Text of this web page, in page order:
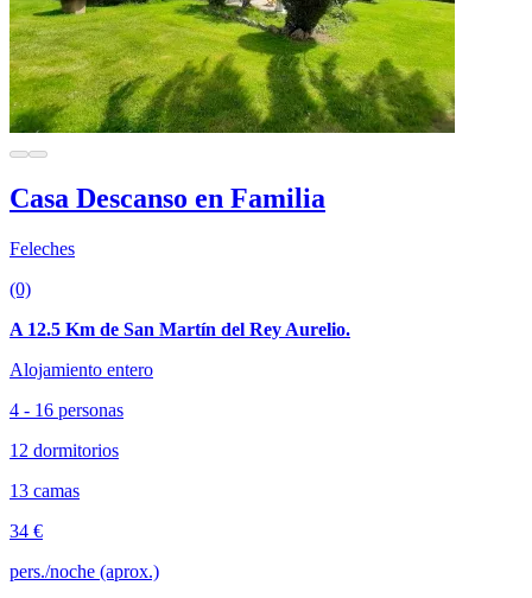
Casa Descanso en Familia
Feleches
(0)
A 12.5 Km de San Martín del Rey Aurelio.
Alojamiento entero
4 - 16 personas
12 dormitorios
13 camas
34 €
pers./noche (aprox.)